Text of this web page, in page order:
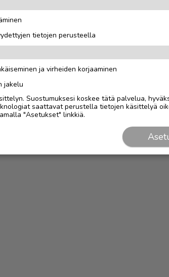
tietojen perusteella
ja virheiden korjaaminen
jakelu
Suostumuksesi koskee tätä palvelua,
saattavat perustella tietojen käsittelyä
"Asetukset" linkkiä.